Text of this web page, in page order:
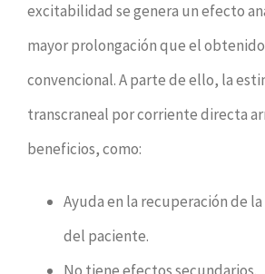
excitabilidad se genera un efecto
mayor prolongación que el
convencional. A parte de ello, la
transcraneal por corriente directa
beneficios, como:
Ayuda en la recuperación de
del paciente.